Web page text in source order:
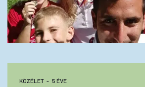
KÖZÉLET 5 ÉVE